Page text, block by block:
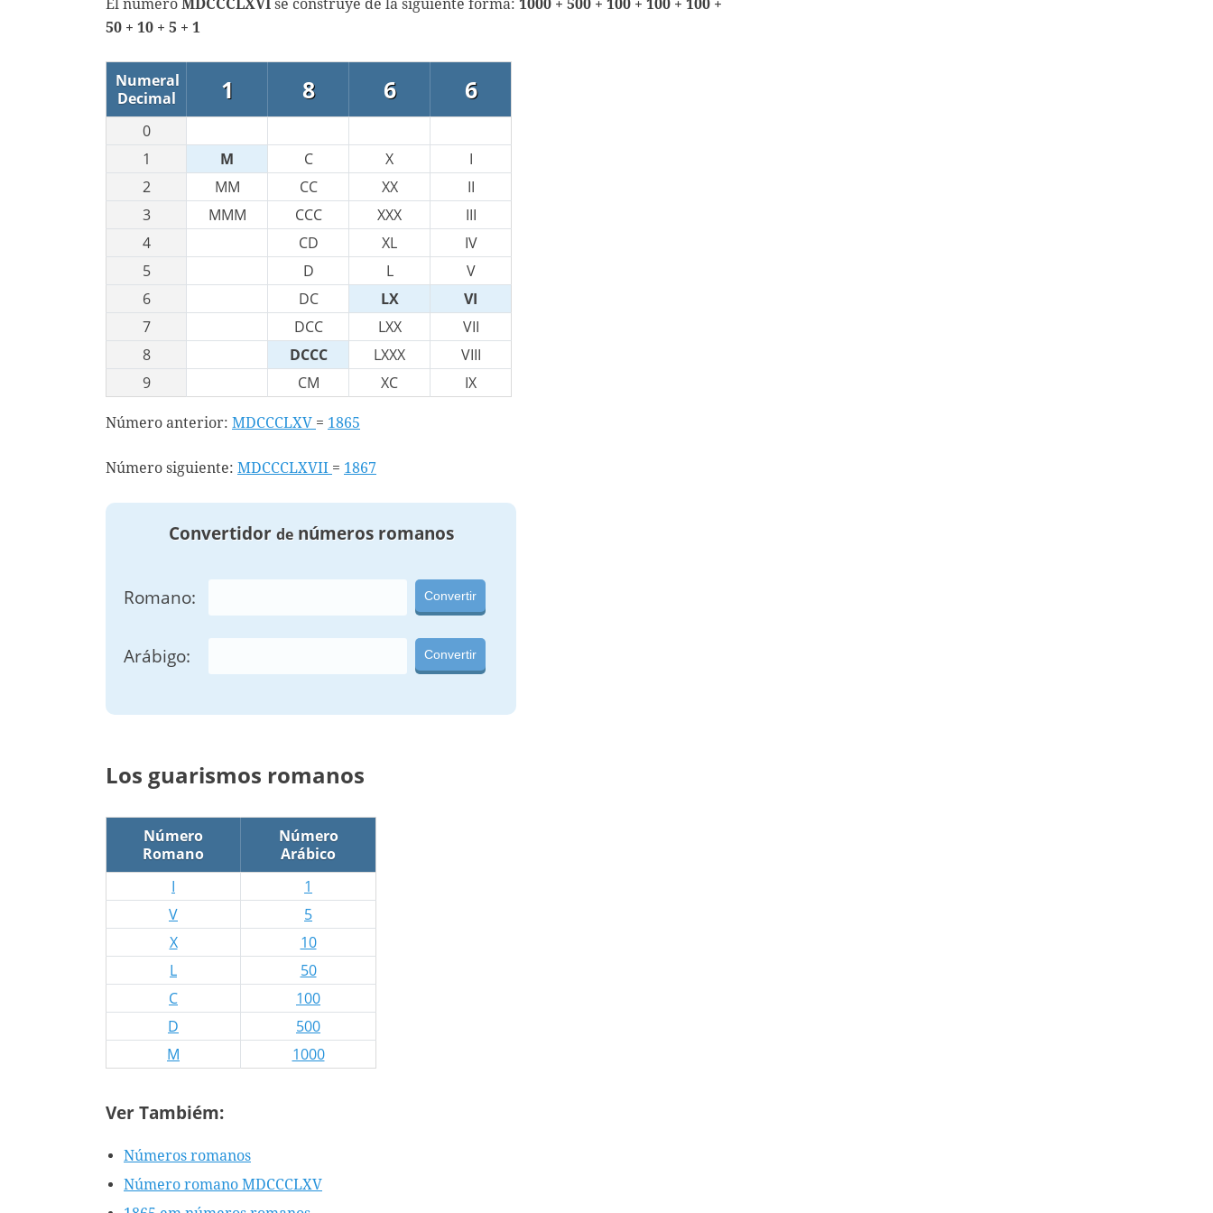
El número MDCCCLXVI se construye de la siguiente forma: 1000 + 500 + 100 + 100 + 100 +
50 + 10 + 5 + 1
Numeral
Decimal
1 8 6 6
0
1
M C X
I
2
MM CC XX
II
3
MMM CCC XXX
III
4
CD XL
IV
5
D L
V
6
DC LX
VI
7
DCC LXX
VII
8
DCCC LXXX
VIII
9
CM XC IX
Número anterior: MDCCCLXV = 1865
Número siguiente: MDCCCLXVII = 1867
Convertidor denúmeros romanos
Romano: Convertir
Arábigo: Convertir
Los guarismos romanos
Número
Romano
Número
Arábico
I
1
V
5
X
10
L
50
C
100
D
500
M
1000
Ver Tambiém:
Números romanos
Número romano MDCCCLXV